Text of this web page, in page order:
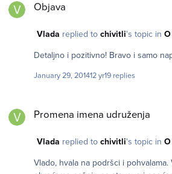
Objava
Vlada replied to chivitli's topic in
Detaljno i pozitivno! Bravo i samo
January 29, 201412 yr19 replies
Promena imena udruženja
Vlada replied to chivitli's topic in
Vlado, hvala na podršci i pohvalama.